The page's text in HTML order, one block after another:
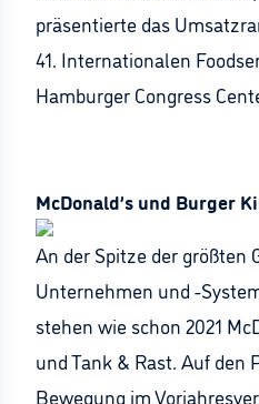
präsentierte das
41. Internationalen
Hamburger Congress
McDonald’s und Burger
An der Spitze der größten
Unternehmen und -
stehen wie schon 2021
und Tank & Rast. Auf den
Bewegung im